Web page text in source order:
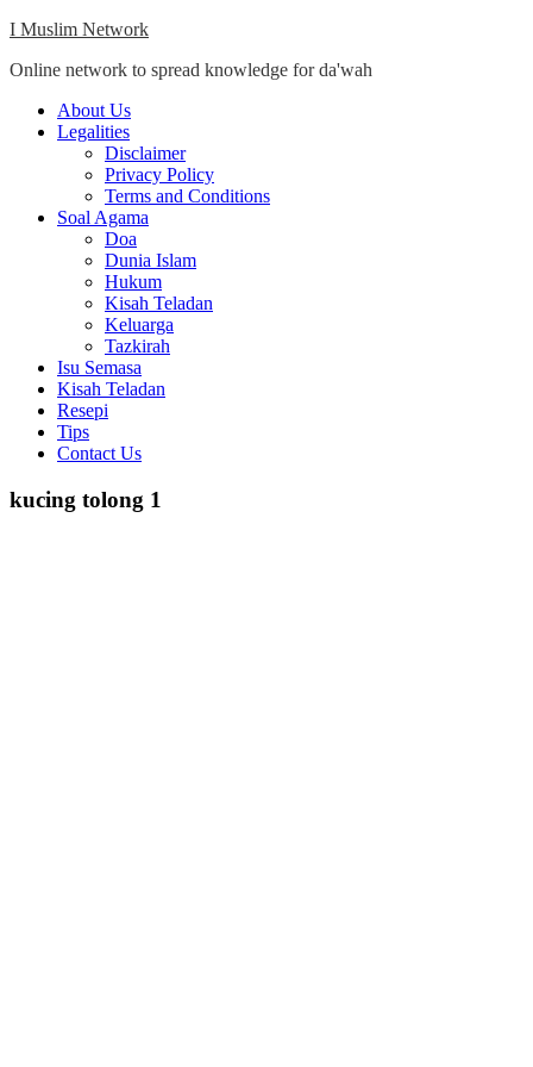
Skip
content
I Muslim Network
Online network to spread knowledge for da'wah
Close
Menu
About Us
Legalities
Disclaimer
Privacy Policy
Terms and Conditions
Soal Agama
Doa
Dunia Islam
Hukum
Kisah Teladan
Keluarga
Tazkirah
Isu Semasa
Kisah Teladan
Resepi
Tips
Contact Us
kucing tolong 1